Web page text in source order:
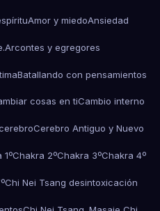
Amor y miedoAnsiedad
Arcontes y egregores
Batallando con pensamientos
cosas en tiCambio interno
Cerebro Antiguo y Nuevo
1ºChakra 2ºChakra 3ºChakra 4º
Chi Nei Tsang desintoxicación